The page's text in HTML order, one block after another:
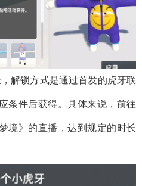
解锁方式是通过首发的虎牙联
条件后获得。具体来说，前往
境》的直播，达到规定的时长